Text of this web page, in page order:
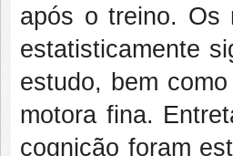
após o treino. Os
estatisticamente
estudo, bem
motora fina.
cognição foram